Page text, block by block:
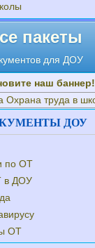
пакеты
для ДОУ
наш баннер!
ДОУ
по ОТ
в ДОУ
ОТ